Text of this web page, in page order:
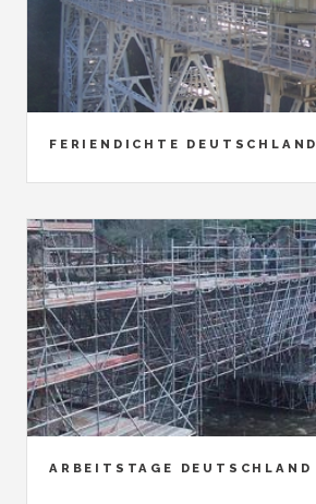
FERIENDICHTE DEUTSCHLAND
ARBEITSTAGE DEUTSCHLAND